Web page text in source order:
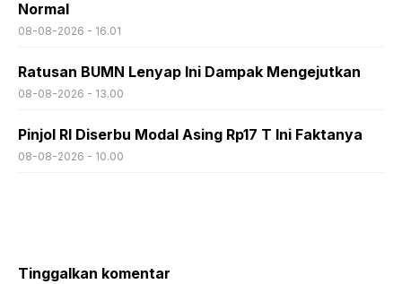
Normal
08-08-2026 - 16.01
Ratusan BUMN Lenyap Ini Dampak Mengejutkan
08-08-2026 - 13.00
Pinjol RI Diserbu Modal Asing Rp17 T Ini Faktanya
08-08-2026 - 10.00
Tinggalkan komentar